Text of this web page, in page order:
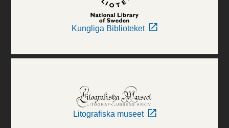
Kungliga Biblioteket
Litografiska museet